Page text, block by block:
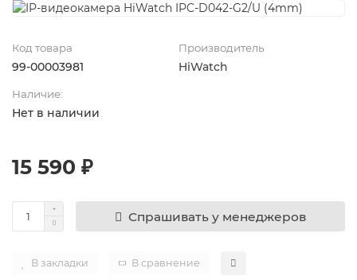
Код товара
99-00003981
Производитель
HiWatch
Наличие:
Нет в наличии
15 590 ₽
Спрашивать у менеджеров
В закладки В сравнение